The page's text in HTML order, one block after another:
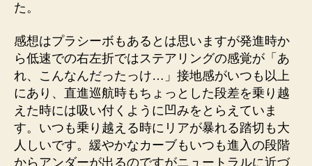
た。
感想はプラシーボもあるとは思いますが発進時か
ら低速での右左折ではステアリングの感覚が「あ
れ、こんなんだったっけ…」接地感がいつも以上
にあり、直進巡航時もちょっとした段差を乗り越
えた時には吸い付くように凹みをとらえていま
す。いつも乗り越える時にリアが暴れる踏切も大
人しいです。緩やかなカーブもいつも進入の段階
からアンダーが出るのですがニュートラルに近づ